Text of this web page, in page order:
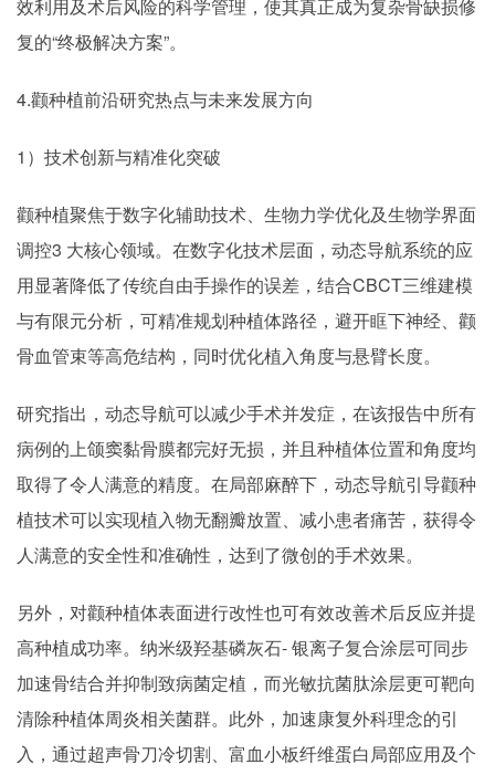
效利用及术后风险的科学管理，使其真正成为复杂骨缺损修
复的“终极解决方案”。
4.颧种植前沿研究热点与未来发展方向
1）技术创新与精准化突破
颧种植聚焦于数字化辅助技术、生物力学优化及生物学界面
调控3 大核心领域。在数字化技术层面，动态导航系统的应
用显著降低了传统自由手操作的误差，结合CBCT三维建模
与有限元分析，可精准规划种植体路径，避开眶下神经、颧
骨血管束等高危结构，同时优化植入角度与悬臂长度。
研究指出，动态导航可以减少手术并发症，在该报告中所有
病例的上颌窦黏骨膜都完好无损，并且种植体位置和角度均
取得了令人满意的精度。在局部麻醉下，动态导航引导颧种
植技术可以实现植入物无翻瓣放置、减小患者痛苦，获得令
人满意的安全性和准确性，达到了微创的手术效果。
另外，对颧种植体表面进行改性也可有效改善术后反应并提
高种植成功率。纳米级羟基磷灰石- 银离子复合涂层可同步
加速骨结合并抑制致病菌定植，而光敏抗菌肽涂层更可靶向
清除种植体周炎相关菌群。此外，加速康复外科理念的引
入，通过超声骨刀冷切割、富血小板纤维蛋白局部应用及个